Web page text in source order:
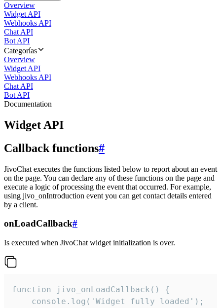
Overview
Widget API
Webhooks API
Chat API
Bot API
Categorías
Overview
Widget API
Webhooks API
Chat API
Bot API
Documentation
Widget API
Callback functions#
JivoChat executes the functions listed below to report about an event
on the page. You can declare any of these functions on the page and
execute a logic of processing the event that occurred. For example,
using jivo_onIntroduction event you can get contact details entered
by a client.
onLoadCallback#
Is executed when JivoChat widget initialization is over.
function jivo_onLoadCallback() {
    console.log('Widget fully loaded');